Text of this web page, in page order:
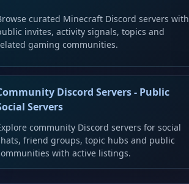
curated Minecraft Discord servers with
invites, activity signals, topics and
gaming communities.
Discord Servers - Public
Servers
community Discord servers for social
friend groups, topic hubs and public
with active listings.